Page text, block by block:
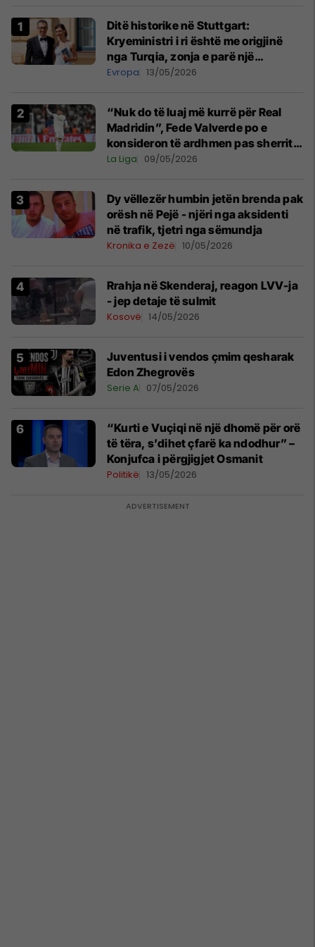
Ditë historike në Stuttgart:
Kryeministri i ri është me origjinë
nga Turqia, zonja e parë një
shqiptare nga Kanadaja
Evropa 13/05/2026
“Nuk do të luaj më kurrë për Real
Madridin”, Fede Valverde po e
konsideron të ardhmen pas sherrit
me Tchouamenin
La Liga 09/05/2026
Dy vëllezër humbin jetën brenda pak
orësh në Pejë - njëri nga aksidenti
në trafik, tjetri nga sëmundja
Kronika e Zezë 10/05/2026
Rrahja në Skenderaj, reagon LVV-ja
- jep detaje të sulmit
Kosovë 14/05/2026
Juventusi i vendos çmim qesharak
Edon Zhegrovës
Serie A 07/05/2026
“Kurti e Vuçiqi në një dhomë për orë
të tëra, s’dihet çfarë ka ndodhur” –
Konjufca i përgjigjet Osmanit
Politikë 13/05/2026